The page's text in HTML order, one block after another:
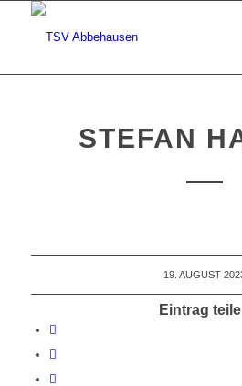
STEFAN
19. AUGUST
Eintrag